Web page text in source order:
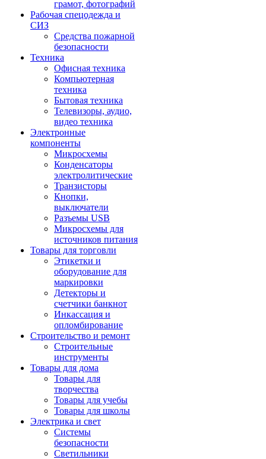
грамот, фотографий
Рабочая спецодежда и
СИЗ
Средства пожарной
безопасности
Техника
Офисная техника
Компьютерная
техника
Бытовая техника
Телевизоры, аудио,
видео техника
Электронные
компоненты
Микросхемы
Конденсаторы
электролитические
Транзисторы
Кнопки,
выключатели
Разъемы USB
Микросхемы для
источников питания
Товары для торговли
Этикетки и
оборудование для
маркировки
Детекторы и
счетчики банкнот
Инкассация и
опломбирование
Строительство и ремонт
Строительные
инструменты
Товары для дома
Товары для
творчества
Товары для учебы
Товары для школы
Электрика и свет
Системы
безопасности
Светильники